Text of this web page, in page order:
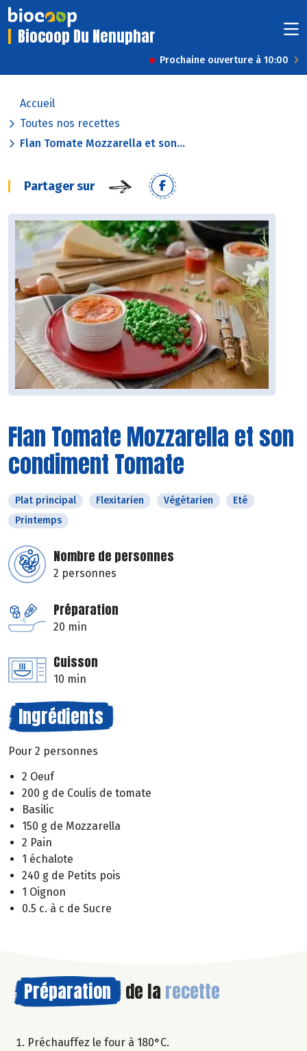
Biocoop Du Nenuphar
Prochaine ouverture à 10:00
Accueil
Toutes nos recettes
Flan Tomate Mozzarella et son...
Partager sur
Flan Tomate Mozzarella et son
condiment Tomate
Plat principal Flexitarien Végétarien
Eté
Printemps
Nombre de personnes
2 personnes
Préparation
20 min
Cuisson
10 min
Ingrédients
Pour 2 personnes
2 Oeuf
200 g de Coulis de tomate
Basilic
150 g de Mozzarella
2 Pain
1 échalote
240 g de Petits pois
1 Oignon
0.5 c. à c de Sucre
Préparation de la recette
Préchauffez le four à 180°C.